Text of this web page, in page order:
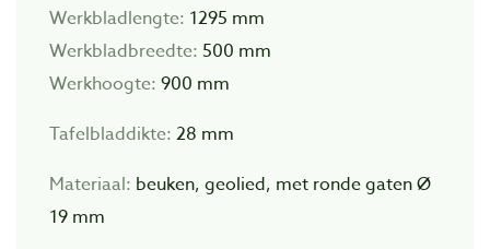
Werkbladlengte: 1295 mm
Werkbladbreedte: 500 mm
Werkhoogte: 900 mm
Tafelbladdikte: 28 mm
Materiaal: beuken, geolied, met ronde gaten Ø
19 mm